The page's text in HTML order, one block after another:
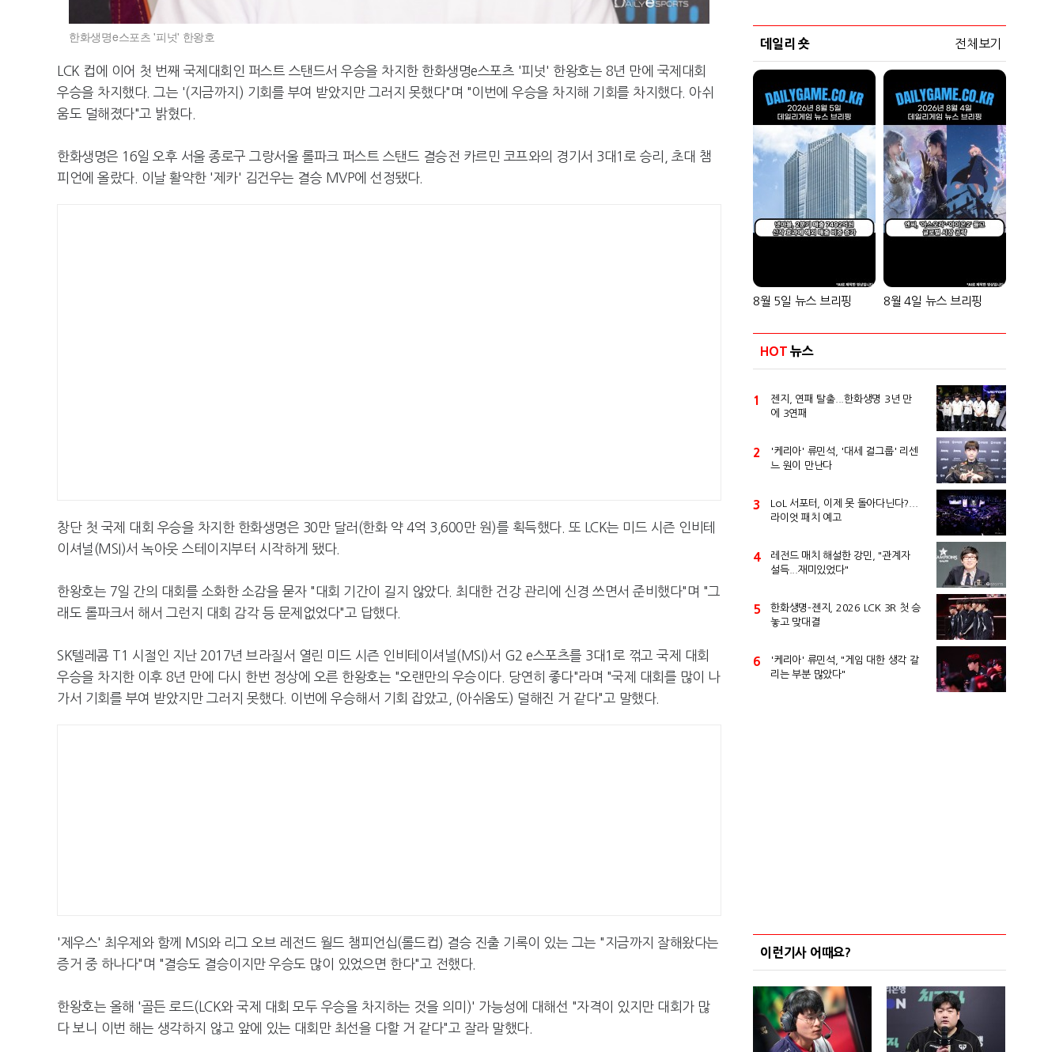
한화생명e스포츠 '피넛' 한왕호
LCK 컵에 이어 첫 번째 국제대회인 퍼스트 스탠드서 우승을 차지한 한화생명e스포츠 '피넛' 한왕호는 8년 만에 국제대회
우승을 차지했다. 그는 '(지금까지) 기회를 부여 받았지만 그러지 못했다"며 "이번에 우승을 차지해 기회를 차지했다. 아쉬
움도 덜해졌다"고 밝혔다.
한화생명은 16일 오후 서울 종로구 그랑서울 롤파크 퍼스트 스탠드 결승전 카르민 코프와의 경기서 3대1로 승리, 초대 챔
피언에 올랐다. 이날 활약한 '제카' 김건우는 결승 MVP에 선정됐다.
창단 첫 국제 대회 우승을 차지한 한화생명은 30만 달러(한화 약 4억 3,600만 원)를 획득했다. 또 LCK는 미드 시즌 인비테
이셔널(MSI)서 녹아웃 스테이지부터 시작하게 됐다.
한왕호는 7일 간의 대회를 소화한 소감을 묻자 "대회 기간이 길지 않았다. 최대한 건강 관리에 신경 쓰면서 준비했다"며 "그
래도 롤파크서 해서 그런지 대회 감각 등 문제없었다"고 답했다.
SK텔레콤 T1 시절인 지난 2017년 브라질서 열린 미드 시즌 인비테이셔널(MSI)서 G2 e스포츠를 3대1로 꺾고 국제 대회
우승을 차지한 이후 8년 만에 다시 한번 정상에 오른 한왕호는 "오랜만의 우승이다. 당연히 좋다"라며 "국제 대회를 많이 나
가서 기회를 부여 받았지만 그러지 못했다. 이번에 우승해서 기회 잡았고, (아쉬움도) 덜해진 거 같다"고 말했다.
'제우스' 최우제와 함께 MSI와 리그 오브 레전드 월드 챔피언십(롤드컵) 결승 진출 기록이 있는 그는 "지금까지 잘해왔다는
증거 중 하나다"며 "결승도 결승이지만 우승도 많이 있었으면 한다"고 전했다.
한왕호는 올해 '골든 로드(LCK와 국제 대회 모두 우승을 차지하는 것을 의미)' 가능성에 대해선 "자격이 있지만 대회가 많
다 보니 이번 해는 생각하지 않고 앞에 있는 대회만 최선을 다할 거 같다"고 잘라 말했다.
데일리 숏 전체보기
8월 5일 뉴스 브리핑 8월 4일 뉴스 브리핑
HOT 뉴스
1
젠지, 연패 탈출...한화생명 3년 만
에 3연패
2
'케리아' 류민석, '대세 걸그룹' 리센
느 원이 만난다
3
LoL 서포터, 이제 못 돌아다닌다?...
라이엇 패치 예고
4
레전드 매치 해설한 강민, "관계자
설득...재미있었다"
5
한화생명-젠지, 2026 LCK 3R 첫 승
놓고 맞대결
6
'케리아' 류민석, "게임 대한 생각 갈
리는 부분 많았다"
이런기사 어때요?